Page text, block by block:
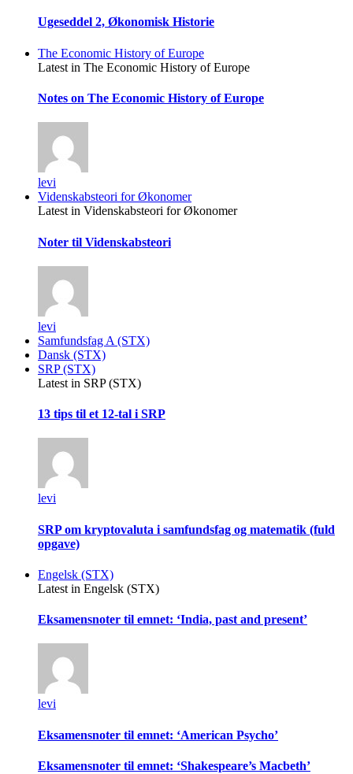
Ugeseddel 2, Økonomisk Historie
The Economic History of Europe
Latest in The Economic History of Europe
Notes on The Economic History of Europe
levi
Videnskabsteori for Økonomer
Latest in Videnskabsteori for Økonomer
Noter til Videnskabsteori
levi
Samfundsfag A (STX)
Dansk (STX)
SRP (STX)
Latest in SRP (STX)
13 tips til et 12-tal i SRP
levi
SRP om kryptovaluta i samfundsfag og matematik (fuld
opgave)
Engelsk (STX)
Latest in Engelsk (STX)
Eksamensnoter til emnet: ‘India, past and present’
levi
Eksamensnoter til emnet: ‘American Psycho’
Eksamensnoter til emnet: ‘Shakespeare’s Macbeth’